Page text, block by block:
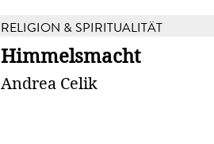
RELIGION & SPIRITUALITÄT
Himmelsmacht
Andrea Celik